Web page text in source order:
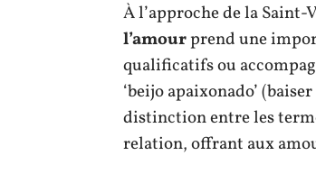
À l’approche de la
l’amourprend une
qualificatifs ou
‘beijo apaixonado’
distinction entre les
relation, offrant aux